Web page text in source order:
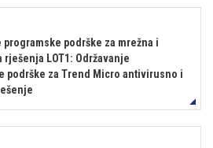
programske podrške za mrežna i
LOT1: Održavanje
podrške za Trend Micro antivirusno i